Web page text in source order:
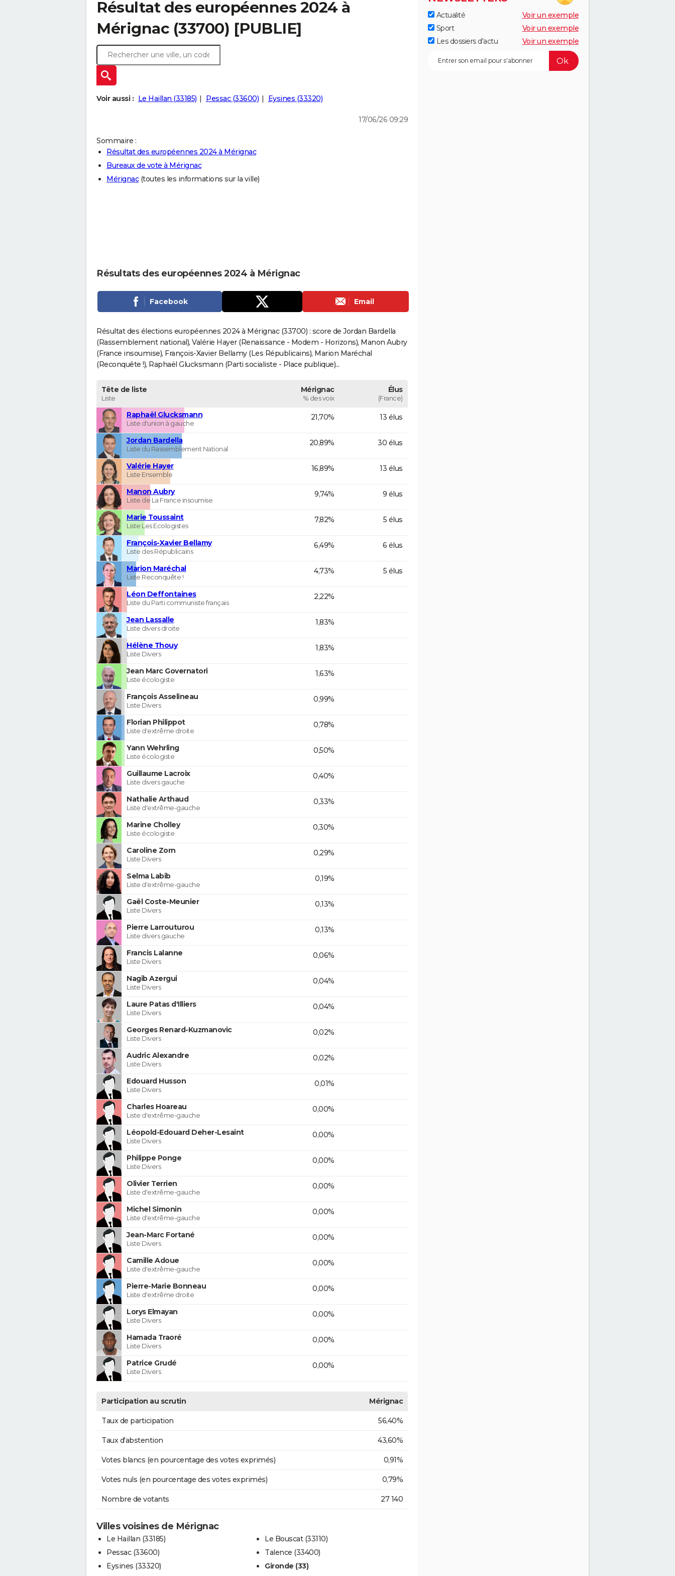
Résultat des européennes 2024 à
Mérignac (33700) [PUBLIE]
Voir aussi : Le Haillan (33185) Pessac (33600) Eysines (33320)
17/06/26 09:29
Sommaire :
Résultat des européennes 2024 à Mérignac
Bureaux de vote à Mérignac
Mérignac(toutes les informations sur la ville)
Résultats des européennes 2024 à Mérignac
Facebook Email
Résultat des élections européennes 2024 à Mérignac (33700) : score de Jordan Bardella
(Rassemblement national), Valérie Hayer (Renaissance - Modem - Horizons), Manon Aubry
(France insoumise), François-Xavier Bellamy (Les Républicains), Marion Maréchal
(Reconquête !), Raphaël Glucksmann (Parti socialiste - Place publique)...
Tête de liste
Liste
Mérignac
% des voix
Élus
(France)
Raphaël Glucksmann
Liste d'union à gauche
21,70% 13 élus
Jordan Bardella
Liste du Rassemblement National
20,89% 30 élus
Valérie Hayer
Liste Ensemble
16,89% 13 élus
Manon Aubry
Liste de La France insoumise
9,74% 9 élus
Marie Toussaint
Liste Les Ecologistes
7,82% 5 élus
François-Xavier Bellamy
Liste des Républicains
6,49% 6 élus
Marion Maréchal
Liste Reconquête !
4,73% 5 élus
Léon Deffontaines
Liste du Parti communiste français
2,22%
Jean Lassalle
Liste divers droite
1,83%
Hélène Thouy
Liste Divers
1,83%
Jean Marc Governatori
Liste écologiste
1,63%
François Asselineau
Liste Divers
0,99%
Florian Philippot
Liste d'extrême droite
0,78%
Yann Wehrling
Liste écologiste
0,50%
Guillaume Lacroix
Liste divers gauche
0,40%
Nathalie Arthaud
Liste d'extrême-gauche
0,33%
Marine Cholley
Liste écologiste
0,30%
Caroline Zorn
Liste Divers
0,29%
Selma Labib
Liste d'extrême-gauche
0,19%
Gaël Coste-Meunier
Liste Divers
0,13%
Pierre Larrouturou
Liste divers gauche
0,13%
Francis Lalanne
Liste Divers
0,06%
Nagib Azergui
Liste Divers
0,04%
Laure Patas d'Illiers
Liste Divers
0,04%
Georges Renard-Kuzmanovic
Liste Divers
0,02%
Audric Alexandre
Liste Divers
0,02%
Edouard Husson
Liste Divers
0,01%
Charles Hoareau
Liste d'extrême-gauche
0,00%
Léopold-Edouard Deher-Lesaint
Liste Divers
0,00%
Philippe Ponge
Liste Divers
0,00%
Olivier Terrien
Liste d'extrême-gauche
0,00%
Michel Simonin
Liste d'extrême-gauche
0,00%
Jean-Marc Fortané
Liste Divers
0,00%
Camille Adoue
Liste d'extrême-gauche
0,00%
Pierre-Marie Bonneau
Liste d'extrême droite
0,00%
Lorys Elmayan
Liste Divers
0,00%
Hamada Traoré
Liste Divers
0,00%
Patrice Grudé
Liste Divers
0,00%
Participation au scrutin Mérignac
Taux de participation 56,40%
Taux d'abstention 43,60%
Votes blancs (en pourcentage des votes exprimés) 0,91%
Votes nuls (en pourcentage des votes exprimés) 0,79%
Nombre de votants 27 140
Villes voisines de Mérignac
Le Haillan (33185)
Pessac (33600)
Eysines (33320)
Le Bouscat (33110)
Talence (33400)
Gironde (33)
Actualité
Voir un exemple
Sport
Voir un exemple
Les dossiers d'actu
Voir un exemple